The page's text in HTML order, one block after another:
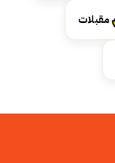
مقبلات